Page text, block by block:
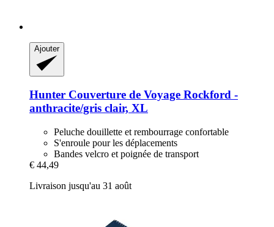
Ajouter
Hunter Couverture de Voyage Rockford -​
anthracite/gris clair, XL
Peluche douillette et rembourrage confortable
S'enroule pour les déplacements
Bandes velcro et poignée de transport
€ 44,49
Livraison jusqu'au 31 août